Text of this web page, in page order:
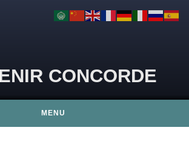
CONCORDE
MENU